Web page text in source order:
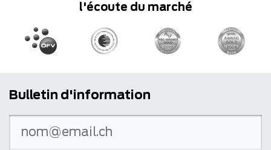
l'écoute du marché
Bulletin d'information